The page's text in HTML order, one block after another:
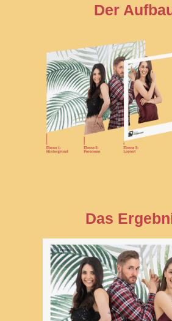
Der
Das